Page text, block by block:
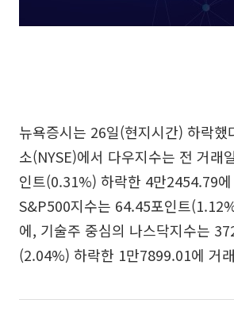
뉴욕증시는 26일(현지시간) 하락했
소(NYSE)에서 다우지수는 전 거래
인트(0.31%) 하락한 4만2454.79
S&P500지수는 64.45포인트
에, 기술주 중심의 나스닥지수는
(2.04%) 하락한 1만7899.01에 거